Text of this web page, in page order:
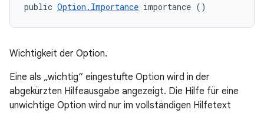
public Option.Importance importance ()
Wichtigkeit der Option.
Eine als „wichtig“ eingestufte Option wird in der
abgekürzten Hilfeausgabe angezeigt. Die Hilfe für eine
unwichtige Option wird nur im vollständigen Hilfetext